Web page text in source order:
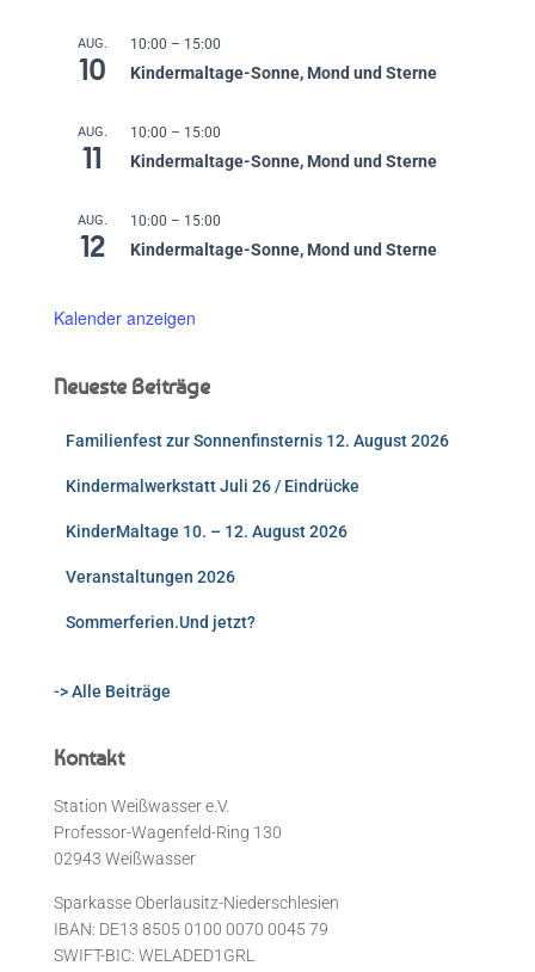
AUG.
10
10:00 – 15:00
Kindermaltage-Sonne, Mond und Sterne
AUG.
11
10:00 – 15:00
Kindermaltage-Sonne, Mond und Sterne
AUG.
12
10:00 – 15:00
Kindermaltage-Sonne, Mond und Sterne
Kalender anzeigen
Neueste Beiträge
Familienfest zur Sonnenfinsternis 12. August 2026
Kindermalwerkstatt Juli 26 / Eindrücke
KinderMaltage 10. – 12. August 2026
Veranstaltungen 2026
Sommerferien.Und jetzt?
-> Alle Beiträge
Kontakt
Station Weißwasser e.V.
Professor-Wagenfeld-Ring 130
02943 Weißwasser
Sparkasse Oberlausitz-Niederschlesien
IBAN: DE13 8505 0100 0070 0045 79
SWIFT-BIC: WELADED1GRL